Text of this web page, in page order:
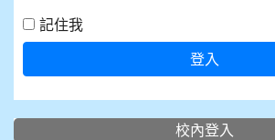
記住我
登入
校內登入